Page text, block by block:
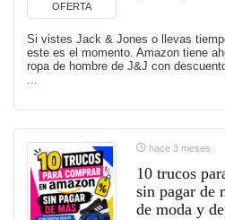
OFERTA
Si vistes Jack & Jones o llevas
este es el momento. Amazon tiene
ropa de hombre de J&J con
...
hace 3 meses
10 trucos
sin pagar de
de moda y